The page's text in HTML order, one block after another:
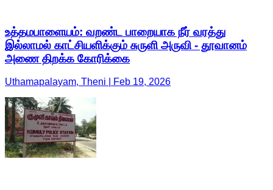
உத்தமபாளையம்: வறண்ட பாறையாக நீர் வரத்து
இல்லாமல் காட்சியளிக்கும் சுருளி அருவி - தூவானம்
அணை திறக்க கோரிக்கை
Uthamapalayam, Theni | Feb 19, 2026